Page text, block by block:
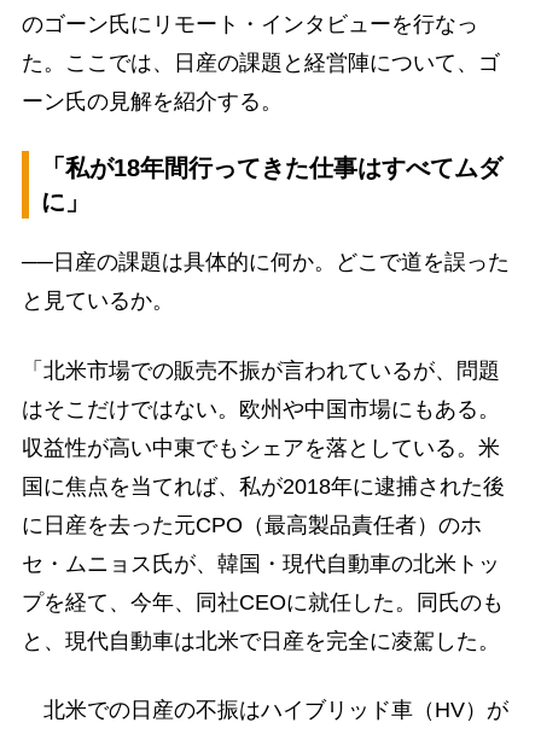
のゴーン氏にリモート・インタビューを行なっ
た。ここでは、日産の課題と経営陣について、ゴ
ーン氏の見解を紹介する。
「私が18年間行ってきた仕事はすべてムダ
に」
──日産の課題は具体的に何か。どこで道を誤った
と見ているか。
「北米市場での販売不振が言われているが、問題
はそこだけではない。欧州や中国市場にもある。
収益性が高い中東でもシェアを落としている。米
国に焦点を当てれば、私が2018年に逮捕された後
に日産を去った元CPO（最高製品責任者）のホ
セ・ムニョス氏が、韓国・現代自動車の北米トッ
プを経て、今年、同社CEOに就任した。同氏のも
と、現代自動車は北米で日産を完全に凌駕した。
北米での日産の不振はハイブリッド車（HV）が